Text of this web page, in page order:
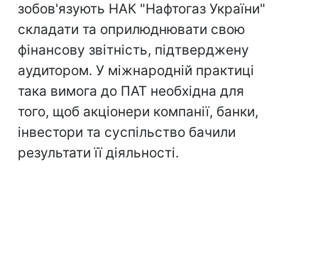
зобов'язують НАК "Нафтогаз України"
складати та оприлюднювати свою
фінансову звітність, підтверджену
аудитором. У міжнародній практиці
така вимога до ПАТ необхідна для
того, щоб акціонери компанії, банки,
інвестори та суспільство бачили
результати її діяльності.